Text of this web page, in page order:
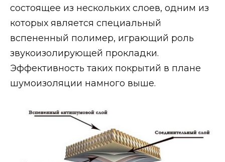
состоящее из нескольких слоев, одним из
которых является специальный
вспененный полимер, играющий роль
звукоизолирующей прокладки.
Эффективность таких покрытий в плане
шумоизоляции намного выше.